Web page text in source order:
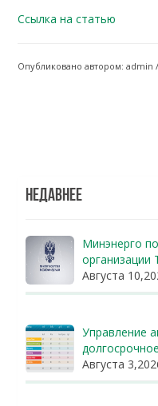
Ссылка на статью
Опубликовано автором: admin
НЕДАВНЕЕ
Минэнерго
организации
Августа
Управление
Августа